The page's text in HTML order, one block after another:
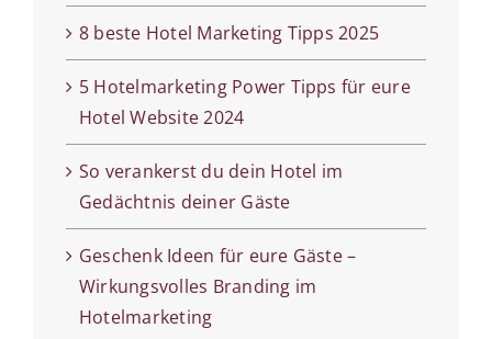
8 beste Hotel Marketing Tipps 2025
5 Hotelmarketing Power Tipps für eure
Hotel Website 2024
So verankerst du dein Hotel im
Gedächtnis deiner Gäste
Geschenk Ideen für eure Gäste –
Wirkungsvolles Branding im
Hotelmarketing